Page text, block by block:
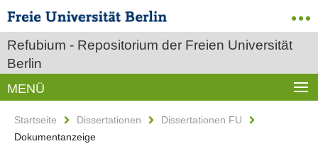
Refubium - Repositorium der Freien Universität
Berlin
MENÜ
Startseite Dissertationen
Dissertationen FU
Dokumentanzeige